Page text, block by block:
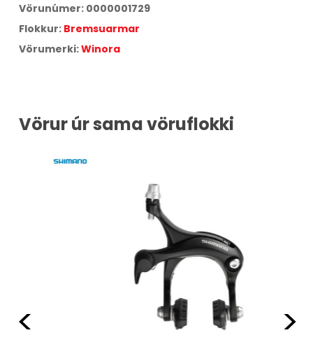
Vörunúmer: 0000001729
Flokkur: Bremsuarmar
Vörumerki:Winora
Vörur úr sama vöruflokki